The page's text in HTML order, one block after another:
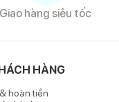
Giao hàng siêu tốc
HÀNG
hoàn tiền